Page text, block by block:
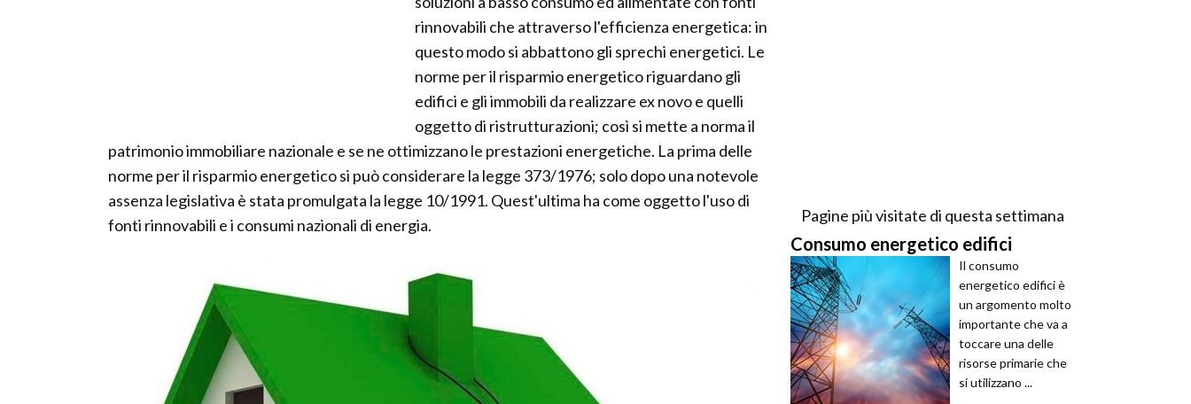
rinnovabili che attraverso l'efficienza energetica: in
questo modo si abbattono gli sprechi energetici. Le
norme per il risparmio energetico riguardano gli
edifici e gli immobili da realizzare ex novo e quelli
oggetto di ristrutturazioni; così si mette a norma il
patrimonio immobiliare nazionale e se ne ottimizzano le prestazioni energetiche. La prima delle
norme per il risparmio energetico si può considerare la legge 373/1976; solo dopo una notevole
assenza legislativa è stata promulgata la legge 10/1991. Quest'ultima ha come oggetto l'uso di
fonti rinnovabili e i consumi nazionali di energia.
Pagine più visitate di questa settimana
Consumo energetico edifici
Il consumo
energetico edifici è
un argomento molto
importante che va a
toccare una delle
risorse primarie che
si utilizzano ...